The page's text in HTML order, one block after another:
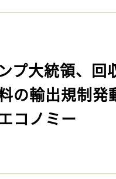
プ大統領、回
の輸出規制発
コノミー